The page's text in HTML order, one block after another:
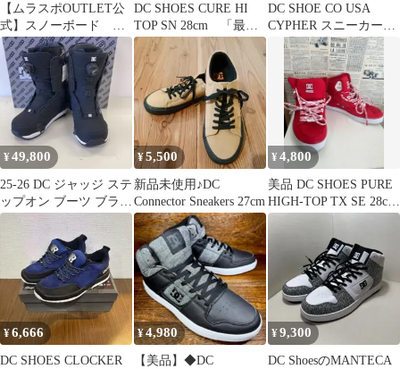
【ムラスポOUTLET公
式】スノーボード ブ
ーツ 新品 未使用
DC ディーシー
CONTROL コントロー
ル メンズ 24-25 訳
あり ムラサキスポー
ツ OUTLET アウトレッ
ト
DC SHOES CURE HI
TOP SN 28cm 「最終
値下げ」
DC SHOE CO USA
CYPHER スニーカー
27cm
¥49,800
25-26 DC ジャッジ ステ
ップオン ブーツ ブラッ
ク 25.5 ディーシー
¥5,500
新品未使用♪DC
Connector Sneakers 27cm
¥4,800
美品 DC SHOES PURE
HIGH-TOP TX SE 28cm
レッド
¥6,666
DC SHOES CLOCKER
¥4,980
【美品】◆DC
¥9,300
DC ShoesのMANTECA